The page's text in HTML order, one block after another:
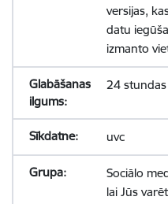
versijas,
datu
izmanto
24 stundas
uvc
Sociālo
lai Jūs